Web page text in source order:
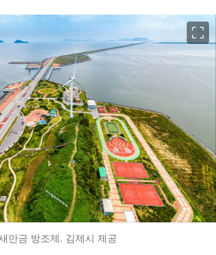
만금 방조제. 김제시 제공